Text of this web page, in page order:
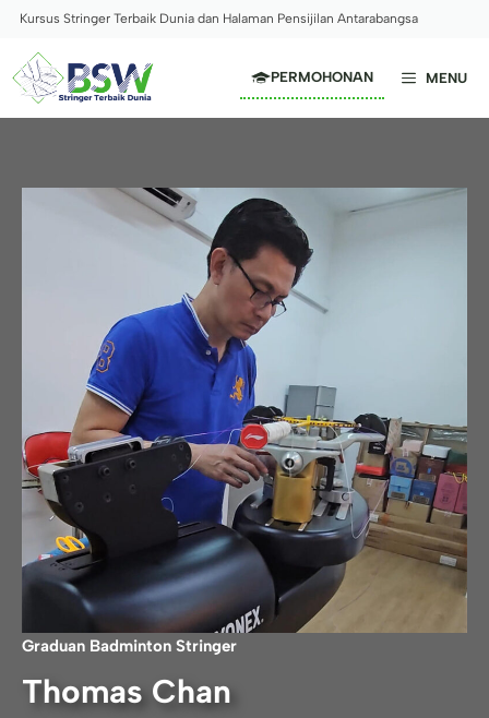
Skip
content
Kursus Stringer Terbaik Dunia dan Halaman Pensijilan Antarabangsa
MENU
PERMOHONAN
Graduan Badminton Stringer
Thomas Chan